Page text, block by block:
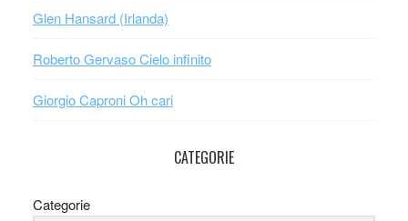
Glen Hansard (Irlanda)
Roberto Gervaso Cielo infinito
Giorgio Caproni Oh cari
CATEGORIE
Categorie